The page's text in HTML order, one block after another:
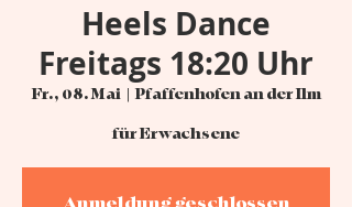
Heels Dance
Freitags 18:20 Uhr
Fr., 08. Mai
  |
Pfaffenhofen an der Ilm
für Erwachsene